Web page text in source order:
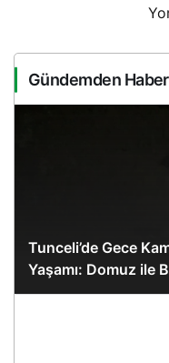
Gündemden
Tunceli’de Gece
Yaşamı: Domuz ile